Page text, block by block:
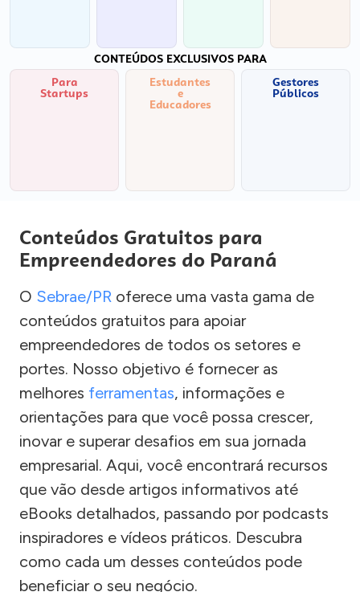
CONTEÚDOS EXCLUSIVOS PARA
Para
Startups
Estudantes
e
Educadores
Gestores
Públicos
Conteúdos Gratuitos para
Empreendedores do Paraná
O Sebrae/PR oferece uma vasta gama de
conteúdos gratuitos para apoiar
empreendedores de todos os setores e
portes. Nosso objetivo é fornecer as
melhores ferramentas, informações e
orientações para que você possa crescer,
inovar e superar desafios em sua jornada
empresarial. Aqui, você encontrará recursos
que vão desde artigos informativos até
eBooks detalhados, passando por podcasts
inspiradores e vídeos práticos. Descubra
como cada um desses conteúdos pode
beneficiar o seu negócio.